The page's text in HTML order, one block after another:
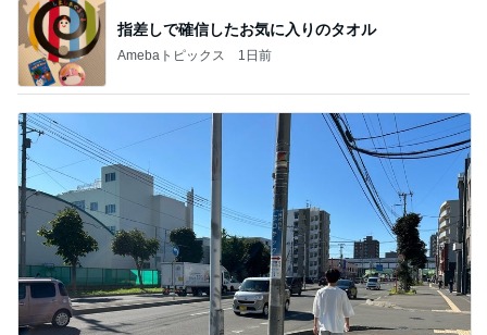
指差しで確信したお気に入りのタオル
Amebaトピックス 1日前